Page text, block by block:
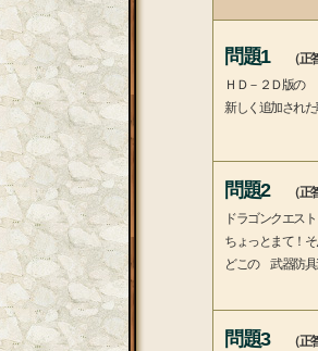
問題1
（
ＨＤ－２Ｄ版の
新しく追加され
問題2
（
ドラゴンクエス
ちょっとまて！
どこの 武器防
問題3
（